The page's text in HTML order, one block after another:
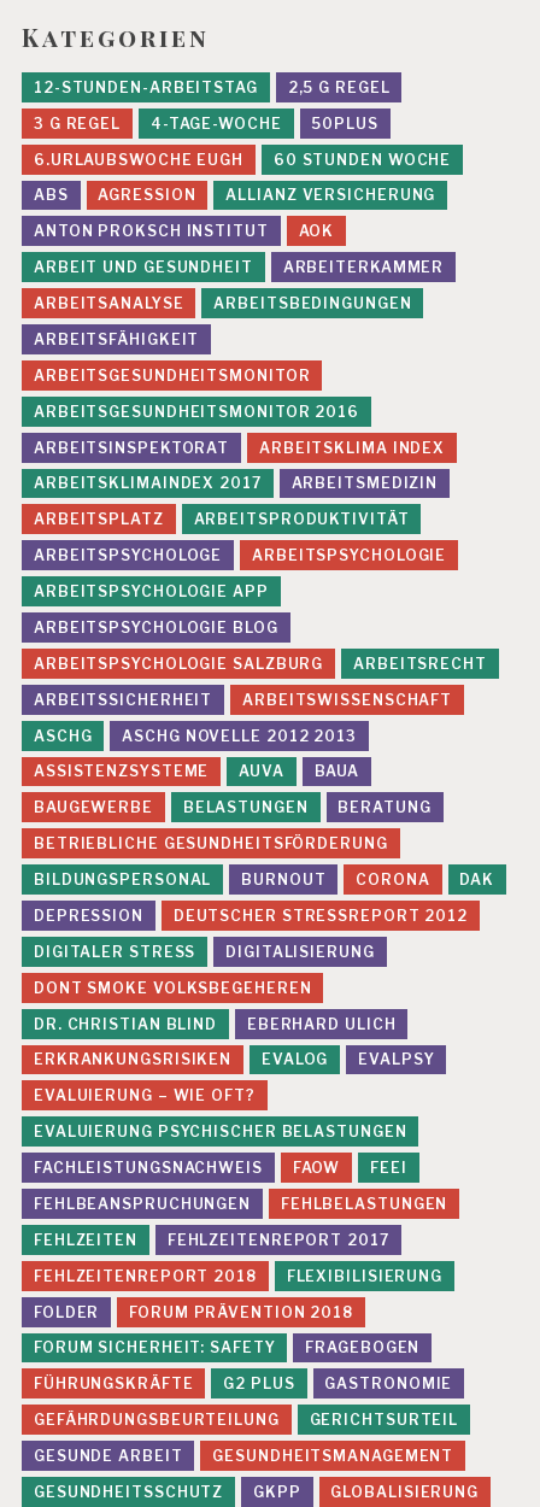
C
H
G
B
E
L
A
S
T
U
N
G
E
N
B
U
R
N
O
U
T
D
R.
C
H
R
IS
T
I
A
N
B
LI
N
D
E
V
A
L
U
IE
R
U
N
G
-
W
IE
O
F
T
?
E
V
A
L
U
IE
R
U
N
Kategorien
12-STUNDEN-ARBEITSTAG
2,5 G REGEL
3 G REGEL
4-TAGE-WOCHE
50PLUS
6.URLAUBSWOCHE EUGH
60 STUNDEN WOCHE
ABS
AGRESSION
ALLIANZ VERSICHERUNG
ANTON PROKSCH INSTITUT
AOK
ARBEIT UND GESUNDHEIT
ARBEITERKAMMER
ARBEITSANALYSE
ARBEITSBEDINGUNGEN
ARBEITSFÄHIGKEIT
ARBEITSGESUNDHEITSMONITOR
ARBEITSGESUNDHEITSMONITOR 2016
ARBEITSINSPEKTORAT
ARBEITSKLIMA INDEX
ARBEITSKLIMAINDEX 2017
ARBEITSMEDIZIN
ARBEITSPLATZ
ARBEITSPRODUKTIVITÄT
ARBEITSPSYCHOLOGE
ARBEITSPSYCHOLOGIE
ARBEITSPSYCHOLOGIE APP
ARBEITSPSYCHOLOGIE BLOG
ARBEITSPSYCHOLOGIE SALZBURG
ARBEITSRECHT
ARBEITSSICHERHEIT
ARBEITSWISSENSCHAFT
ASCHG
ASCHG NOVELLE 2012 2013
ASSISTENZSYSTEME
AUVA
BAUA
BAUGEWERBE
BELASTUNGEN
BERATUNG
BETRIEBLICHE GESUNDHEITSFÖRDERUNG
BILDUNGSPERSONAL
BURNOUT CORONA
DAK
DEPRESSION
DEUTSCHER STRESSREPORT 2012
DIGITALER STRESS
DIGITALISIERUNG
DONT SMOKE VOLKSBEGEHEREN
DR. CHRISTIAN BLIND
EBERHARD ULICH
ERKRANKUNGSRISIKEN
EVALOG
EVALPSY
EVALUIERUNG – WIE OFT?
EVALUIERUNG PSYCHISCHER BELASTUNGEN
FACHLEISTUNGSNACHWEIS
FAOW
FEEI
FEHLBEANSPRUCHUNGEN
FEHLBELASTUNGEN
FEHLZEITEN
FEHLZEITENREPORT 2017
FEHLZEITENREPORT 2018
FLEXIBILISIERUNG
FOLDER
FORUM PRÄVENTION 2018
FORUM SICHERHEIT: SAFETY
FRAGEBOGEN
FÜHRUNGSKRÄFTE
G2 PLUS
GASTRONOMIE
GEFÄHRDUNGSBEURTEILUNG
GERICHTSURTEIL
GESUNDE ARBEIT
GESUNDHEITSMANAGEMENT
GESUNDHEITSSCHUTZ
GKPP GLOBALISIERUNG